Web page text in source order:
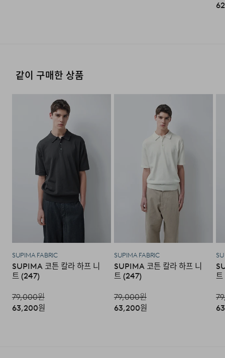
모델 착용 사이즈 : 188cm / L size
DETAIL
4. 교환/반품이 불가능한 경우
다음과 같이 상품이 사용/훼손된 경우에는 교환 및 반품이
되지 않습니다.
·고객님의 귀책 사유로 상품이 훼손된 경우. (단, 상품의 내
용 확인을 위해 포장 등을 훼손한 경우는 제외)
·포장을 개봉하였거나 포장이 훼손되어 상품가치가 현저히
상실된 경우.
·상품의 TAG, 스티커, 케이스 등을 훼손 및 분실한 경우.
·시간의 경과에 의하여 재판매가 곤란할 정도로 상품 등의
가치가 현저히 감소된 경우.
같이 구매한 상품
SUPIMA FABRIC
SUPIMA 코튼 칼라 하프 니
트 (247)
79,000원
63,200원
SUPIMA FABRIC
SUPIMA 코튼 칼라 하프 니
트 (247)
79,000원
63,200원